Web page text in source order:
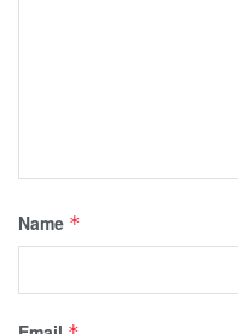
Name *